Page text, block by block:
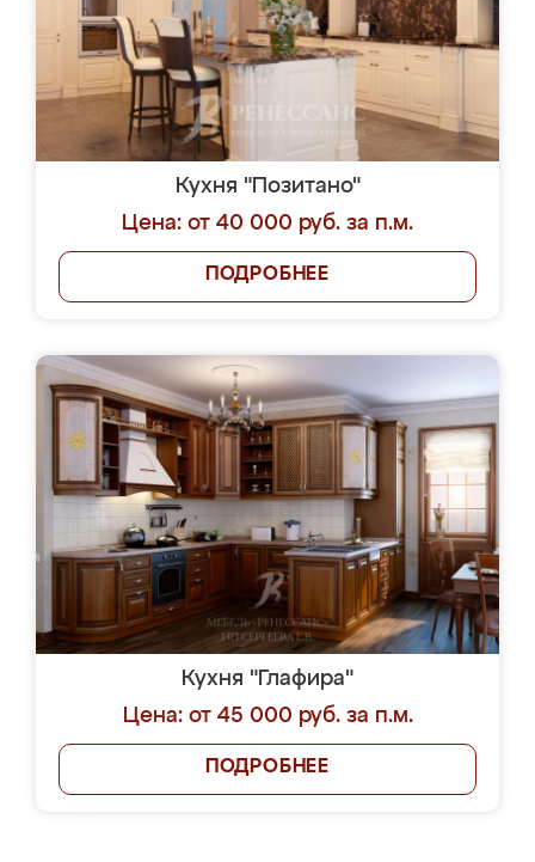
Кухня "Позитано"
Цена: от 40 000 руб. за п.м.
ПОДРОБНЕЕ
Кухня "Глафира"
Цена: от 45 000 руб. за п.м.
ПОДРОБНЕЕ